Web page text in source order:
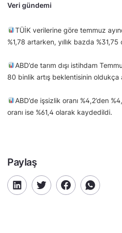
Veri gündemi
TÜİK verilerine göre temmuz
%1,78 artarken, yıllık bazda %31,75
ABD’de tarım dışı istihdam
80 binlik artış beklentisinin oldukça
ABD’de işsizlik oranı %4,2’den
oranı ise %61,4 olarak kaydedildi.
Paylaş